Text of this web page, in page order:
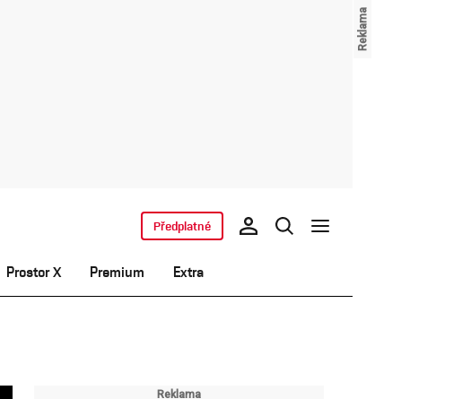
Prostor X Premium Extra
Předplatné